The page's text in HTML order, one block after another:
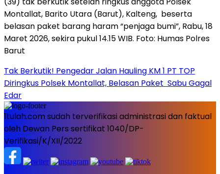
Tak Berkutik! Pengedar Jalan Hauling KM 1 PT TOP
Diringkus Polsek Montallat, Belasan Paket Sabu Gagal
Edar
1tulah.com sudah terverifikasi administrasi dan faktual
oleh Dewan Pers sertifikat 1040/DP-
Verifikasi/K/XII/2022